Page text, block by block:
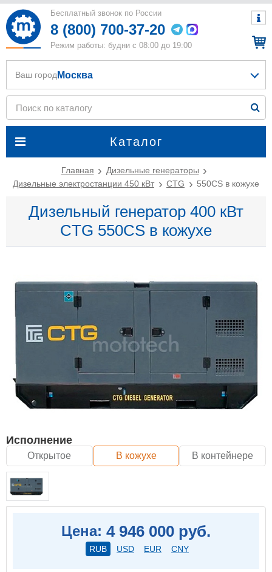
Бесплатный звонок по России
8 (800) 700-37-20
Режим работы: будни с 08:00 до 19:00
Каталог
Ваш город Москва
Главная
Дизельные генераторы
Дизельные электростанции 450 кВт
CTG 550CS в кожухе
Дизельный генератор 400 кВт
CTG 550CS в кожухе
Исполнение
Открытое В кожухе В контейнере
Цена: 4 946 000 руб.
RUB USD EUR CNY